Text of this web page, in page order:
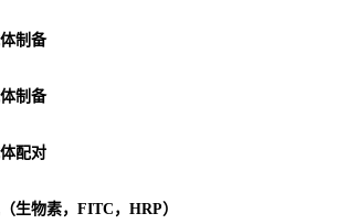
制备
制备
配对
生物素，FITC，HRP）